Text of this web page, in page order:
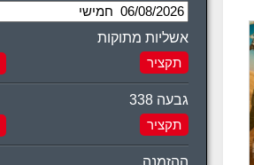
אשליות מתוקות
תקציר
גבעה 338
תקציר
ההזמנה.